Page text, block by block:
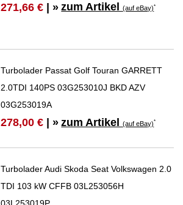
271,66 € | » zum Artikel(auf eBay)*
Turbolader Passat Golf Touran GARRETT
2.0TDI 140PS 03G253010J BKD AZV
03G253019A
278,00 € | » zum Artikel(auf eBay)*
Turbolader Audi Skoda Seat Volkswagen 2.0
TDI 103 kW CFFB 03L253056H
03L253019P